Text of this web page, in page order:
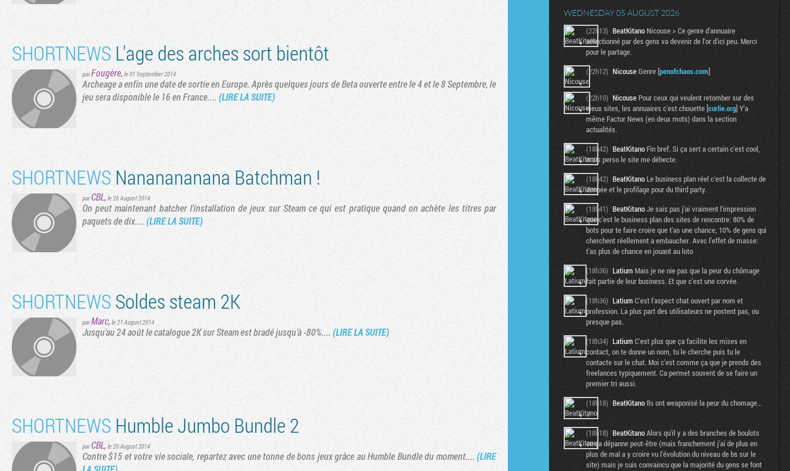
SHORTNEWS L'age des arches sort bientôt
parFougère, le 01 September 2014
Archeage a enfin une date de sortie en Europe. Après quelques jours de Beta ouverte entre le 4 et le 8 Septembre, le
jeu sera disponible le 16 en France....(LIRE LA SUITE)
SHORTNEWS Nananananana Batchman !
parCBL, le 26 August 2014
On peut maintenant batcher l'installation de jeux sur Steam ce qui est pratique quand on achète les titres par
paquets de dix.... (LIRE LA SUITE)
SHORTNEWS Soldes steam 2K
parMarc, le 21 August 2014
Jusqu'au 24 août le catalogue 2K sur Steam est bradé jusqu'à -80%....(LIRE LA SUITE)
SHORTNEWS Humble Jumbo Bundle 2
parCBL, le 20 August 2014
Contre $15 et votre vie sociale, repartez avec une tonne de bons jeux grâce au Humble Bundle du moment.... (LIRE
WEDNESDAY 05 AUGUST 2026
(22h13) BeatKitano Nicouse > Ce genre d'annuaire
sélectionné par des gens va devenir de l'or d'ici peu. Merci
pour le partage.
(22h12) NicouseGenre [penofchaos.com]
(22h10) Nicouse Pour ceux qui veulent retomber sur des
vieux sites, les annuaires c'est chouette [curlie.org] Y'a
même Factor News (en deux mots) dans la section
actualités.
(18h42) BeatKitano Fin bref. Si ça sert a certain c'est cool,
mais perso le site me débecte.
(18h42) BeatKitano Le business plan réel c'est la collecte de
donnée et le profilage pour du third party.
(18h41) BeatKitanoJe sais pas j'ai vraiment l'impression
que c'est le business plan des sites de rencontre: 80% de
bots pour te faire croire que t'as une chance, 10% de gens qui
cherchent réellement a embaucher. Avec l'effet de masse:
t'as plus de chance en jouant au loto
(18h36) Latium Mais je ne nie pas que la peur du chômage
fait partie de leur business. Et que c'est une corvée.
(18h36) Latium C'est l'aspect chat ouvert par nom et
profession. La plus part des utilisateurs ne postent pas, ou
presque pas.
(18h34) Latium C'est plus que ça facilite les mises en
contact, on te donne un nom, tu le cherche puis tu le
contacte sur le chat. Moi c'est comme ça que je prends des
freelances typiquement. Ca permet souvent de se faire un
premier tri aussi.
(18h18) BeatKitano Ils ont weaponisé la peur du chomage...
:/
(18h18) BeatKitanoAlors qu'il y a des branches de boulots
ou ça dépanne peut-être (mais franchement j'ai de plus en
plus de mal a y croire vu l'évolution du niveau de bs sur le
site) mais je suis convaincu que la majorité du gens se font